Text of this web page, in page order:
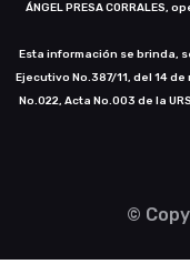
ÁNGEL PRESA
Esta información se brinda,
Ejecutivo No.387/11, del 14
No.022, Acta No.003 de la
©